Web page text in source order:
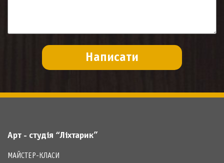
Арт - студія “Ліхтарик”
МАЙСТЕР-КЛАСИ